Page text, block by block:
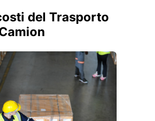
del Trasporto